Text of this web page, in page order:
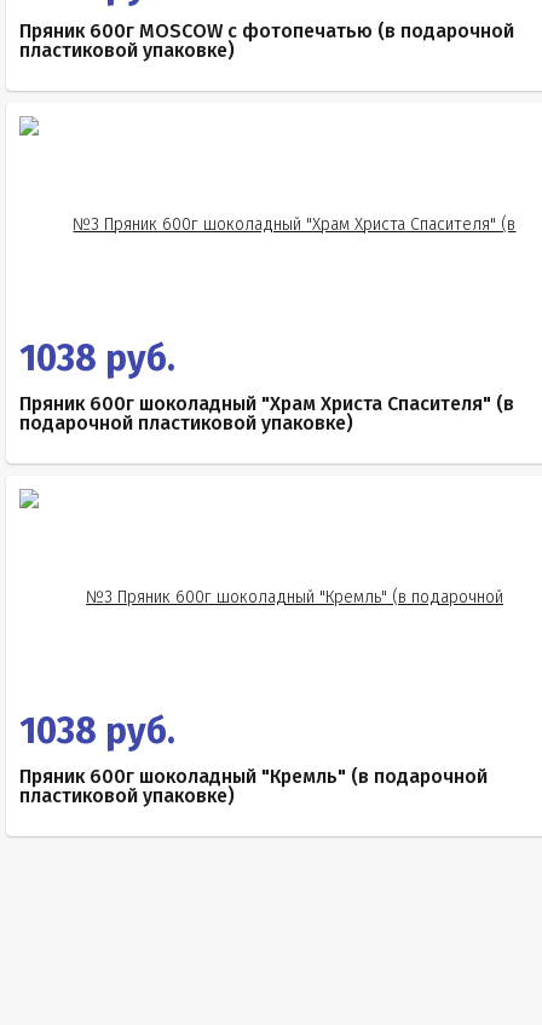
Пряник 600г MOSCOW с фотопечатью (в подарочной
пластиковой упаковке)
1038 руб.
Пряник 600г шоколадный "Храм Христа Спасителя" (в
подарочной пластиковой упаковке)
1038 руб.
Пряник 600г шоколадный "Кремль" (в подарочной
пластиковой упаковке)